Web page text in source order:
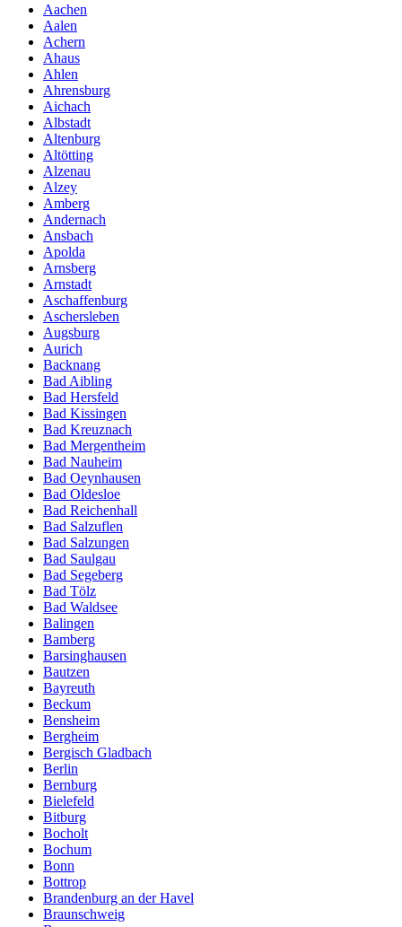
Aachen
Aalen
Achern
Ahaus
Ahlen
Ahrensburg
Aichach
Albstadt
Altenburg
Altötting
Alzenau
Alzey
Amberg
Andernach
Ansbach
Apolda
Arnsberg
Arnstadt
Aschaffenburg
Aschersleben
Augsburg
Aurich
Backnang
Bad Aibling
Bad Hersfeld
Bad Kissingen
Bad Kreuznach
Bad Mergentheim
Bad Nauheim
Bad Oeynhausen
Bad Oldesloe
Bad Reichenhall
Bad Salzuflen
Bad Salzungen
Bad Saulgau
Bad Segeberg
Bad Tölz
Bad Waldsee
Balingen
Bamberg
Barsinghausen
Bautzen
Bayreuth
Beckum
Bensheim
Bergheim
Bergisch Gladbach
Berlin
Bernburg
Bielefeld
Bitburg
Bocholt
Bochum
Bonn
Bottrop
Brandenburg an der Havel
Braunschweig